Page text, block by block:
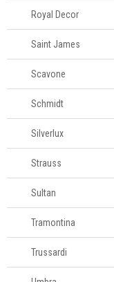
Royal Decor
Saint James
Scavone
Schmidt
Silverlux
Strauss
Sultan
Tramontina
Trussardi